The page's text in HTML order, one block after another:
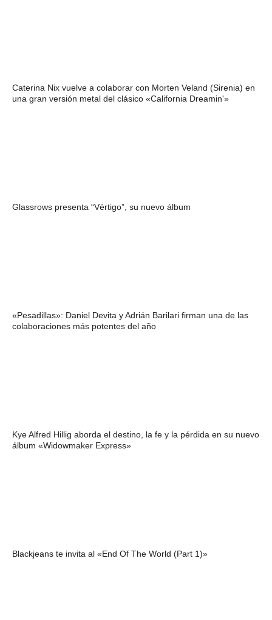
Caterina Nix vuelve a colaborar con Morten Veland (Sirenia) en
una gran versión metal del clásico «California Dreamin'»
Glassrows presenta “Vértigo”, su nuevo álbum
«Pesadillas»: Daniel Devita y Adrián Barilari firman una de las
colaboraciones más potentes del año
Kye Alfred Hillig aborda el destino, la fe y la pérdida en su nuevo
álbum «Widowmaker Express»
Blackjeans te invita al «End Of The World (Part 1)»